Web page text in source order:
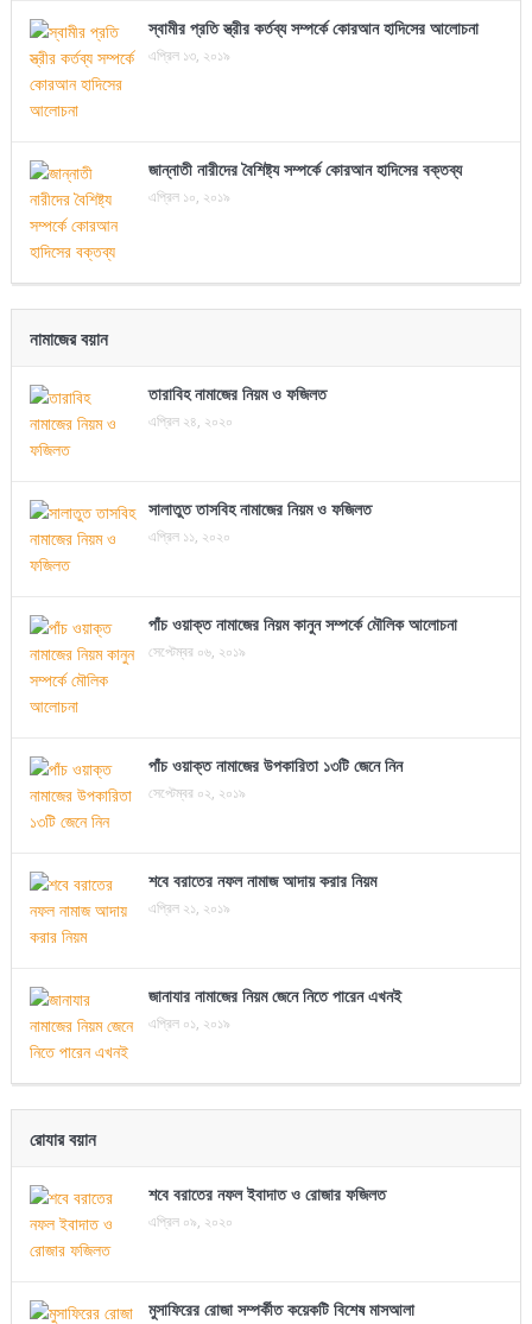
স্বামীর প্রতি স্ত্রীর কর্তব্য সম্পর্কে কোরআন হাদিসের আলোচনা
এপ্রিল ১৩, ২০১৯
জান্নাতী নারীদের বৈশিষ্ট্য সম্পর্কে কোরআন হাদিসের বক্তব্য
এপ্রিল ১০, ২০১৯
নামাজের বয়ান
তারাবিহ নামাজের নিয়ম ও ফজিলত
এপ্রিল ২৪, ২০২০
সালাতুত তাসবিহ নামাজের নিয়ম ও ফজিলত
এপ্রিল ১১, ২০২০
পাঁচ ওয়াক্ত নামাজের নিয়ম কানুন সম্পর্কে মৌলিক আলোচনা
সেপ্টেম্বর ০৬, ২০১৯
পাঁচ ওয়াক্ত নামাজের উপকারিতা ১৩টি জেনে নিন
সেপ্টেম্বর ০২, ২০১৯
শবে বরাতের নফল নামাজ আদায় করার নিয়ম
এপ্রিল ২১, ২০১৯
জানাযার নামাজের নিয়ম জেনে নিতে পারেন এখনই
এপ্রিল ০১, ২০১৯
রোযার বয়ান
শবে বরাতের নফল ইবাদাত ও রোজার ফজিলত
এপ্রিল ০৯, ২০২০
মুসাফিরের রোজা সম্পর্কীত কয়েকটি বিশেষ মাসআলা